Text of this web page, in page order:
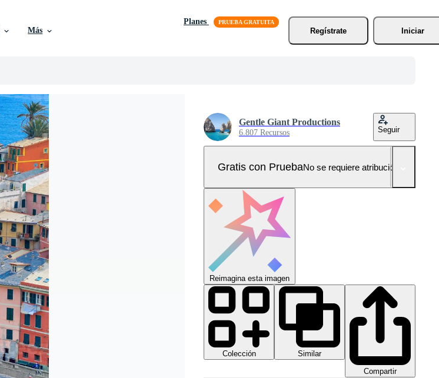
Más
Planes
Regístrate
Iniciar
Gentle Giant Productions
6.807 Recursos Seguir
Gratis con PruebaNo se requiere atribución!
Reimagina esta imagen
Colección
Similar
Compartir